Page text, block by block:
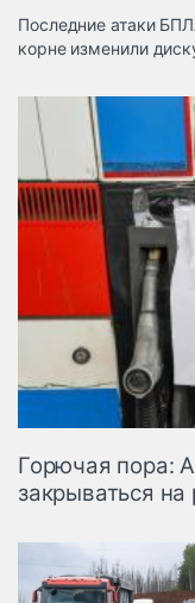
Последние атаки
корне изменили
Горючая пора:
закрываться